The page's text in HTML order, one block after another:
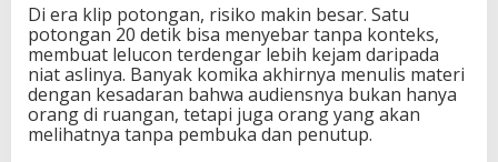
Di era klip potongan, risiko makin besar. Satu
potongan 20 detik bisa menyebar tanpa konteks,
membuat lelucon terdengar lebih kejam daripada
niat aslinya. Banyak komika akhirnya menulis materi
dengan kesadaran bahwa audiensnya bukan hanya
orang di ruangan, tetapi juga orang yang akan
melihatnya tanpa pembuka dan penutup.